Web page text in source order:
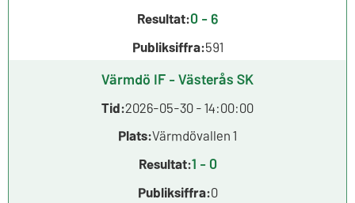
Resultat:0 - 6
Publiksiffra:591
Värmdö IF - Västerås SK
Tid:2026-05-30 - 14:00:00
Plats:Värmdövallen 1
Resultat:1 - 0
Publiksiffra:0